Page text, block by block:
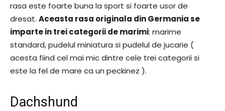
rasa este foarte buna la sport si foarte usor de
dresat. Aceasta rasa originala din Germania se
imparte in trei categorii de marimi: marime
standard, pudelul miniatura si pudelul de jucarie (
acesta fiind cel mai mic dintre cele trei categorii si
este la fel de mare ca un peckinez ).
Dachshund